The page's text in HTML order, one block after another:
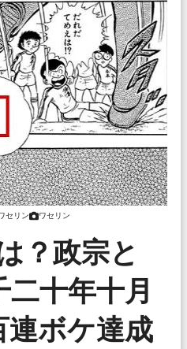
セリン ワセリン
？政宗と
十年十月
連ボケ達成